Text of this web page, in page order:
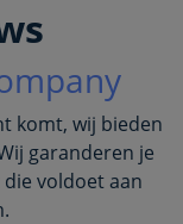
komt, wij bieden
garanderen je
voldoet aan